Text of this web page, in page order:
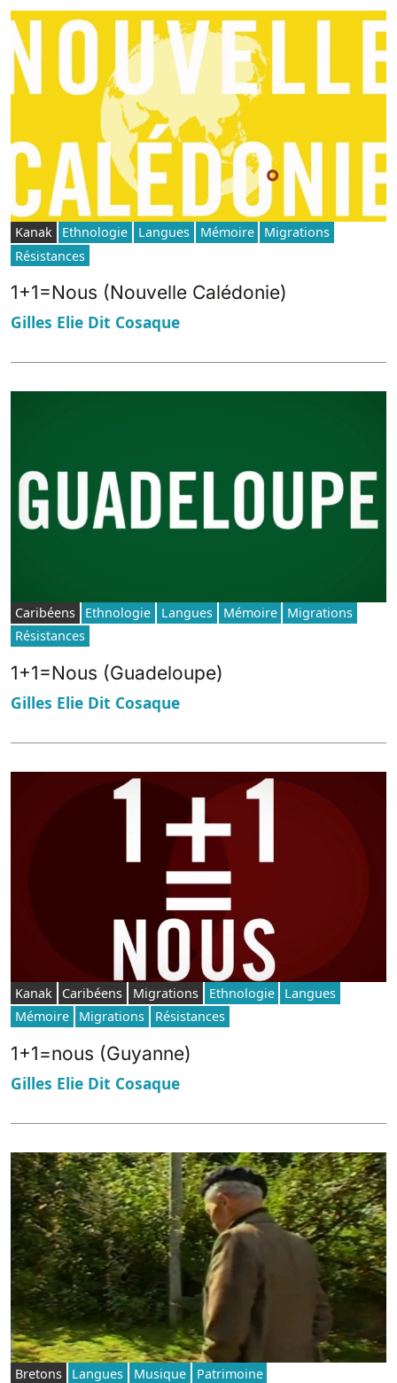
Kanak Ethnologie Langues Mémoire
Migrations
Résistances
1+1=Nous (Nouvelle Calédonie)
Gilles Elie Dit Cosaque
Caribéens Ethnologie Langues Mémoire
Migrations
Résistances
1+1=Nous (Guadeloupe)
Gilles Elie Dit Cosaque
Kanak Caribéens Migrations Ethnologie
Langues
Mémoire
Migrations Résistances
1+1=nous (Guyanne)
Gilles Elie Dit Cosaque
Bretons Langues Musique Patrimoine